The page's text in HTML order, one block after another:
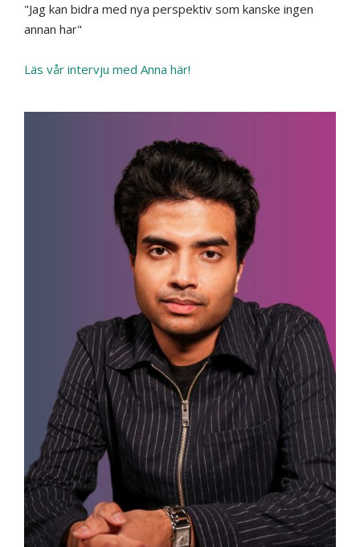
"Jag kan bidra med nya perspektiv som kanske ingen
annan har"
Läs vår intervju med Anna här!